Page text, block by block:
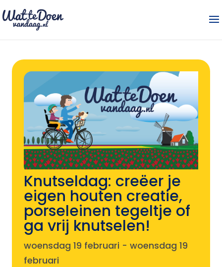
Knutseldag: creëer je
eigen houten creatie,
porseleinen tegeltje of
ga vrij knutselen!
woensdag 19 februari - woensdag 19
februari